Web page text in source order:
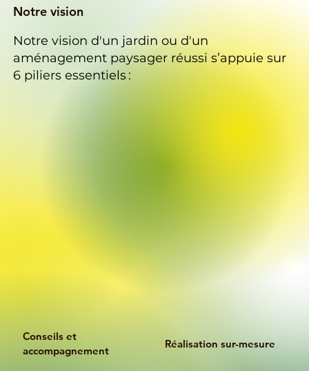
Notre vision
Notre vision d'un jardin ou d'un
aménagement paysager réussi s’appuie sur
6 piliers essentiels :
Conseils et
accompagnement
Réalisation sur-mesure